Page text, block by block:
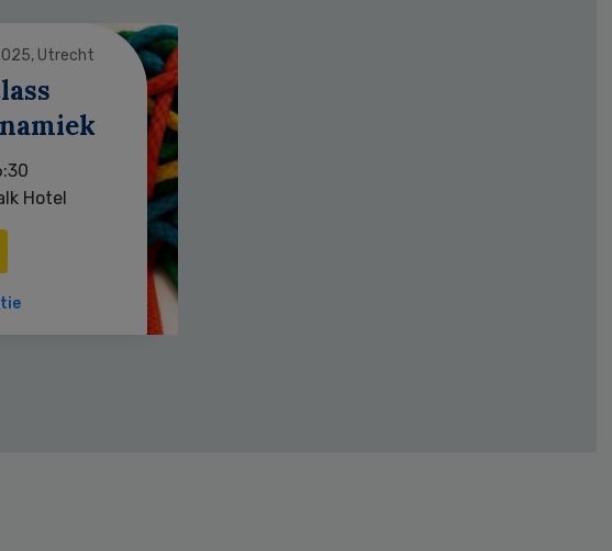
Utrecht
Hotel